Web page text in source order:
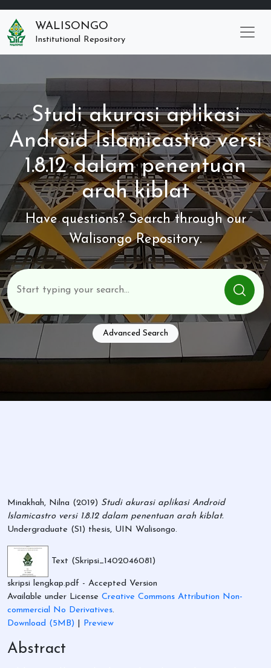
WALISONGO
Institutional Repository
Studi akurasi aplikasi
Android Islamicastro versi
1.8.12 dalam penentuan
arah kiblat
Have questions? Search through our
Walisongo Repository.
Advanced Search
Minakhah, Nilna (2019) Studi akurasi aplikasi Android
Islamicastro versi 1.8.12 dalam penentuan arah kiblat.
Undergraduate (S1) thesis, UIN Walisongo.
Text (Skripsi_1402046081)
skripsi lengkap.pdf - Accepted Version
Available under License Creative Commons Attribution Non-
commercial No Derivatives.
Download (5MB)
Preview
Abstract